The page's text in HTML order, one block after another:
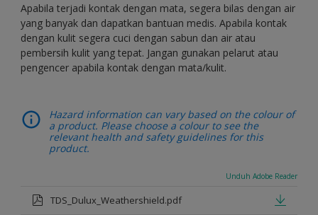
Apabila terjadi kontak dengan mata, segera bilas dengan air
yang banyak dan dapatkan bantuan medis. Apabila kontak
dengan kulit segera cuci dengan sabun dan air atau
pembersih kulit yang tepat. Jangan gunakan pelarut atau
pengencer apabila kontak dengan mata/kulit.
Hazard information can vary based on the colour of
a product. Please choose a colour to see the
relevant health and safety guidelines for this
product.
Unduh Adobe Reader
TDS_Dulux_Weathershield.pdf